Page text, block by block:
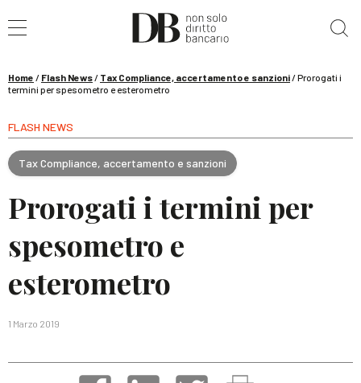
WEBINAR / 17 settembre
La governance dell’Intelligenza Artificiale
Home / Flash News/ Tax Compliance, accertamento e sanzioni/Prorogati i
termini per spesometro e esterometro
FLASH NEWS
Tax Compliance, accertamento e sanzioni
Prorogati i termini per
spesometro e
esterometro
1 Marzo 2019